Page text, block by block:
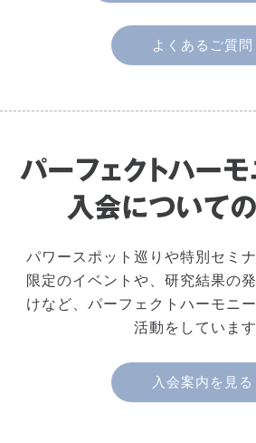
よくあるご質問
パワースポット巡りや特別セミ
限定のイベントや、研究結果の
けなど、パーフェクトハーモニ
活動をしています
入会案内を見る